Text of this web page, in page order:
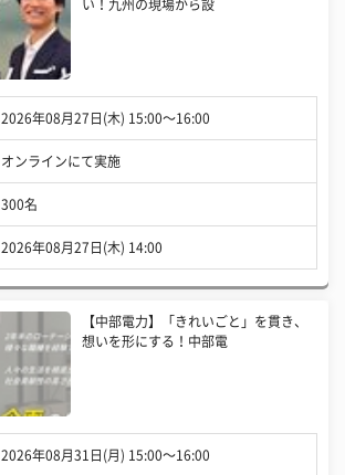
い！九州の現場から設
2026年08月27日(木) 15:00〜16:00
オンラインにて実施
300名
2026年08月27日(木) 14:00
【中部電力】「きれいごと」を貫き、
想いを形にする！中部電
2026年08月31日(月) 15:00〜16:00